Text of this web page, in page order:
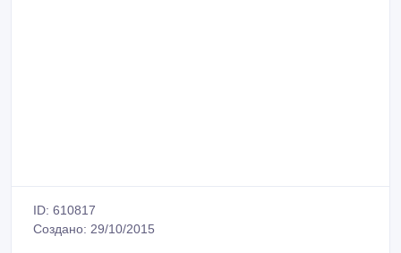
ID: 610817
Создано: 29/10/2015